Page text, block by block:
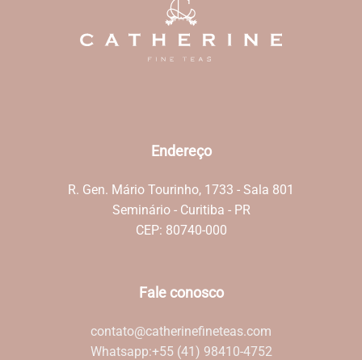
Endereço
R. Gen. Mário Tourinho, 1733 - Sala 801
Seminário - Curitiba - PR
CEP: 80740-000
Fale conosco
contato@catherinefineteas.com
Whatsapp:+55 (41) 98410-4752